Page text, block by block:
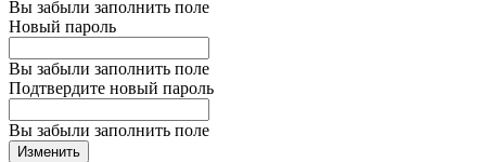
Вы забыли заполнить поле
Новый пароль
Вы забыли заполнить поле
Подтвердите новый пароль
Вы забыли заполнить поле
Изменить